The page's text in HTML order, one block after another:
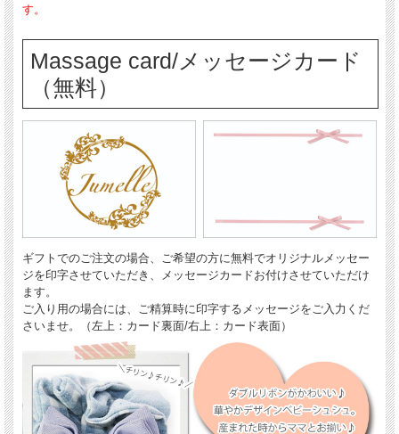
す。
Massage card/メッセージカード
（無料）
ギフトでのご注文の場合、ご希望の方に無料でオリジナルメッセー
ジを印字させていただき、メッセージカードお付けさせていただけ
ます。
ご入り用の場合には、ご精算時に印字するメッセージをご入力くだ
さいませ。（左上：カード裏面/右上：カード表面）